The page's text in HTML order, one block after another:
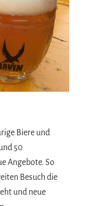
Biere und
50
Angebote. So
Besuch die
und neue